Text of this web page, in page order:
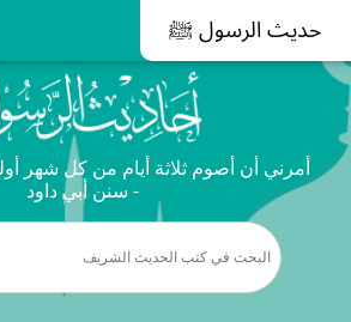
حديث الرسول ﷺ
أمرني أن أصوم ثلاثة أيام من كل شهر
- سنن أبي داود